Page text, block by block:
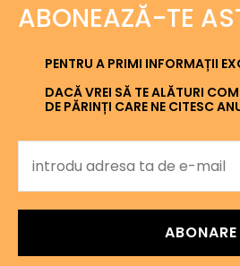
ABONEAZĂ-TE
PENTRU A PRIMI INFORMAȚII
DACĂ VREI SĂ TE ALĂTURI
DE PĂRINȚI CARE NE CITESC
ABONARE